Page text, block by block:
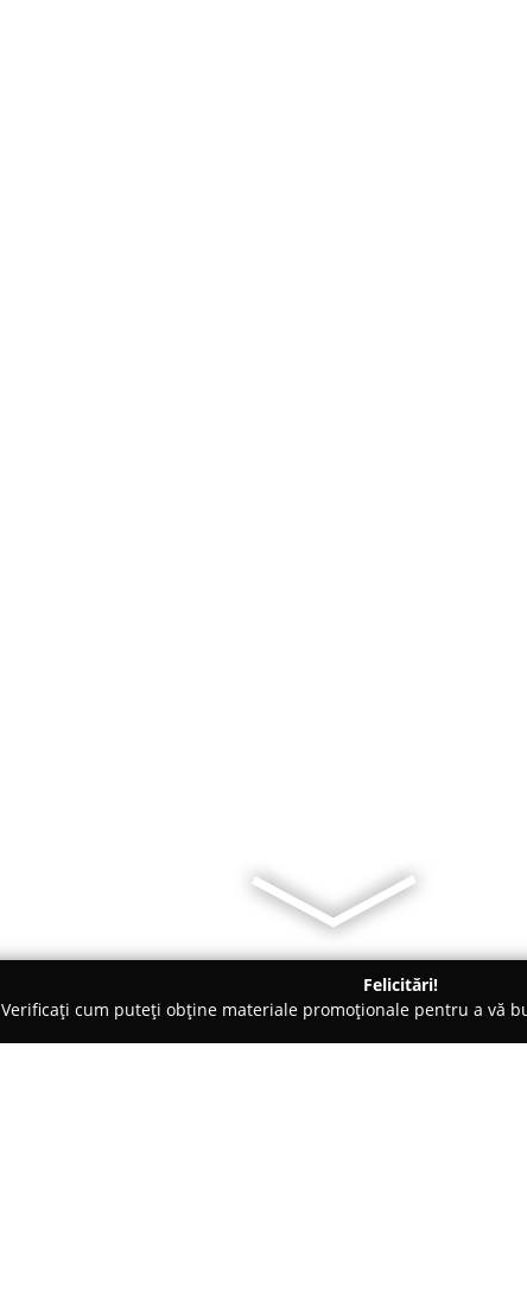
Felicitări!
Verificați cum puteți obține materiale promoționale pentru a vă